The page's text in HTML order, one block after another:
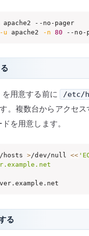
-u apache2 -n 80 --no-
用意する前に /etc/
。複数台からアクセス
を用意します。
hosts >/dev/null <<
る